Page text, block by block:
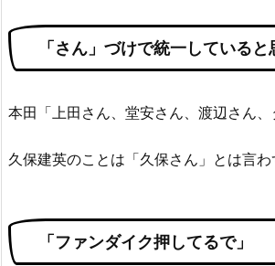
「さん」づけで統一している
本田「上田さん、堂安さん、渡辺さん、
久保建英のことは「久保さん」とは言わ
「ファンダイク押してるで」